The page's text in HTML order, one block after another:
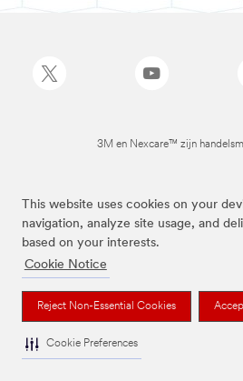
This website uses cookies on your
navigation, analyze site usage, and
based on your interests.
Cookie Notice
Reject Non-Essential Cookies
Cookie Preferences
3M en Nexcare™ zijn